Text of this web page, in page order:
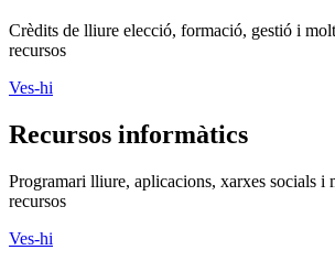
Crèdits de lliure elecció, formació, gestió i
recursos
Ves-hi
Recursos informàtics
Programari lliure, aplicacions, xarxes socials i
recursos
Ves-hi